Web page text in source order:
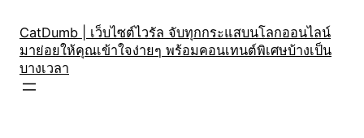
content
CatDumb | เว็บไซต์ไวรัล จับทุกกระแสบนโลกออนไลน์
มาย่อยให้คุณเข้าใจง่ายๆ พร้อมคอนเทนต์พิเศษบ้างเป็น
บางเวลา